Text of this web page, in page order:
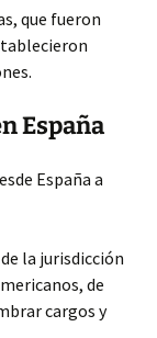
que fueron
España
España a
la jurisdicción
de
cargos y